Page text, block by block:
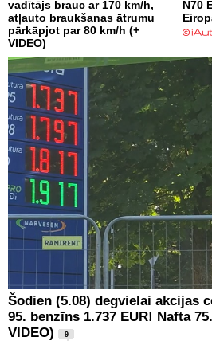
vadītājs brauc ar 170 km/h,
atļauto braukšanas ātrumu
pārkāpjot par 80 km/h (+
VIDEO)
N70
Šodien (5.08) degvielai akcijas
95. benzīns 1.737 EUR! Nafta
VIDEO)
9